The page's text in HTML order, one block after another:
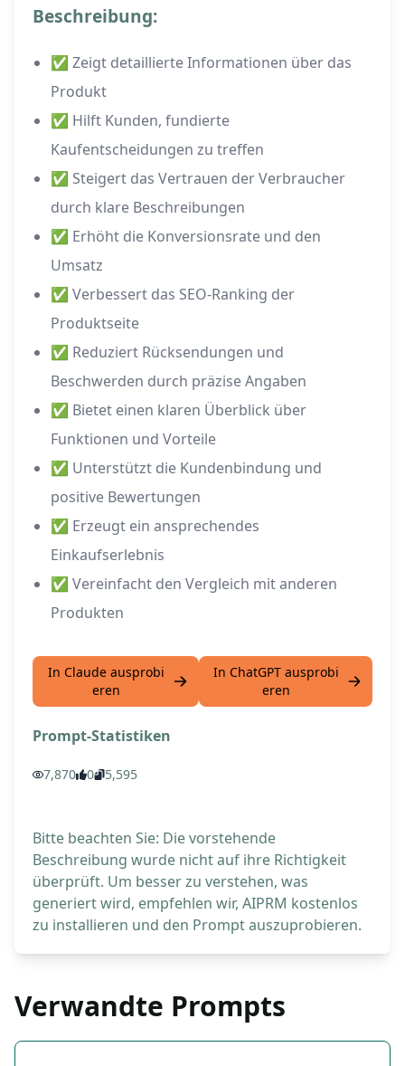
Beschreibung:
✅ Zeigt detaillierte Informationen über das
Produkt
✅ Hilft Kunden, fundierte
Kaufentscheidungen zu treffen
✅ Steigert das Vertrauen der Verbraucher
durch klare Beschreibungen
✅ Erhöht die Konversionsrate und den
Umsatz
✅ Verbessert das SEO-Ranking der
Produktseite
✅ Reduziert Rücksendungen und
Beschwerden durch präzise Angaben
✅ Bietet einen klaren Überblick über
Funktionen und Vorteile
✅ Unterstützt die Kundenbindung und
positive Bewertungen
✅ Erzeugt ein ansprechendes
Einkaufserlebnis
✅ Vereinfacht den Vergleich mit anderen
Produkten
In Claude ausprobi
eren
In ChatGPT ausprobi
eren
Prompt-Statistiken
7,870 0 5,595
Bitte beachten Sie: Die vorstehende
Beschreibung wurde nicht auf ihre Richtigkeit
überprüft. Um besser zu verstehen, was
generiert wird, empfehlen wir, AIPRM kostenlos
zu installieren und den Prompt auszuprobieren.
Verwandte Prompts